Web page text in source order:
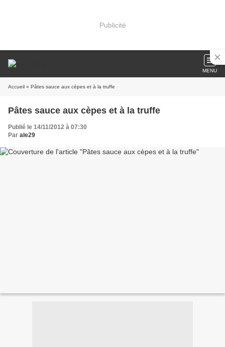
Publicité
MENU
Accueil » Pâtes sauce aux cèpes et à la truffe
Pâtes sauce aux cèpes et à la truffe
Publié le 14/11/2012 à 07:30
Par ale29